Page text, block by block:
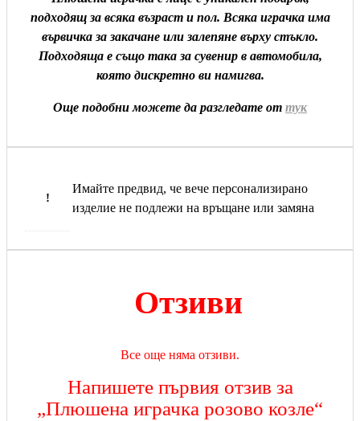
подходящ за всяка възраст и пол. Всяка играчка има
вървичка за закачане или залепяне върху стъкло.
Подходяща е също така за сувенир в автомобила,
която дискретно ви намигва.
Още подобни можете да разгледате от тук
!
Имайте предвид, че вече персонализирано
изделие не подлежи на връщане или замяна
Отзиви
Все още няма отзиви.
Напишете първия отзив за
„Плюшена играчка розово козле“